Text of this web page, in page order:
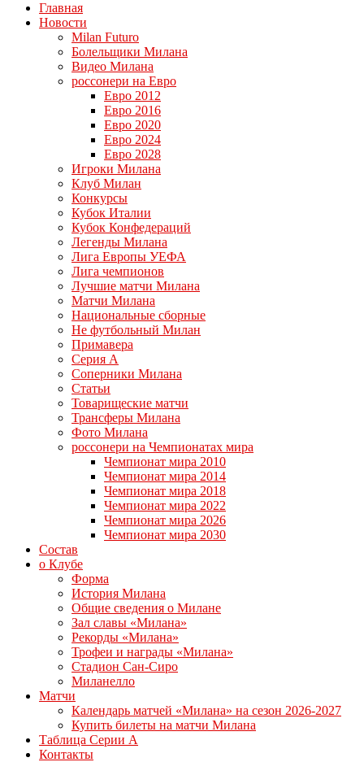
Главная
Новости
Milan Futuro
Болельщики Милана
Видео Милана
россонери на Евро
Евро 2012
Евро 2016
Евро 2020
Евро 2024
Евро 2028
Игроки Милана
Клуб Милан
Конкурсы
Кубок Италии
Кубок Конфедераций
Легенды Милана
Лига Европы УЕФА
Лига чемпионов
Лучшие матчи Милана
Матчи Милана
Национальные сборные
Не футбольный Милан
Примавера
Серия А
Соперники Милана
Статьи
Товарищеские матчи
Трансферы Милана
Фото Милана
россонери на Чемпионатах мира
Чемпионат мира 2010
Чемпионат мира 2014
Чемпионат мира 2018
Чемпионат мира 2022
Чемпионат мира 2026
Чемпионат мира 2030
Состав
о Клубе
Форма
История Милана
Общие сведения о Милане
Зал славы «Милана»
Рекорды «Милана»
Трофеи и награды «Милана»
Стадион Сан-Сиро
Миланелло
Матчи
Календарь матчей «Милана» на сезон 2026-2027
Купить билеты на матчи Милана
Таблица Серии А
Контакты